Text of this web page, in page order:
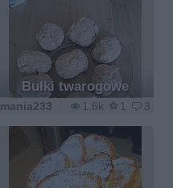
Bułki twarogowe
1.6k 1 3
mania233